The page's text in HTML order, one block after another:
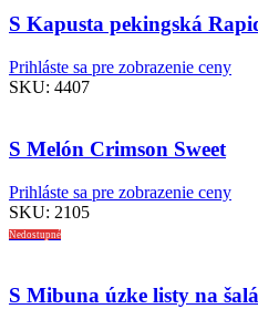
S Kapusta pekingská
Prihláste sa pre zobrazenie ceny
SKU: 4407
S Melón Crimson Sweet
Prihláste sa pre zobrazenie ceny
SKU: 2105
Nedostupné
S Mibuna úzke listy na